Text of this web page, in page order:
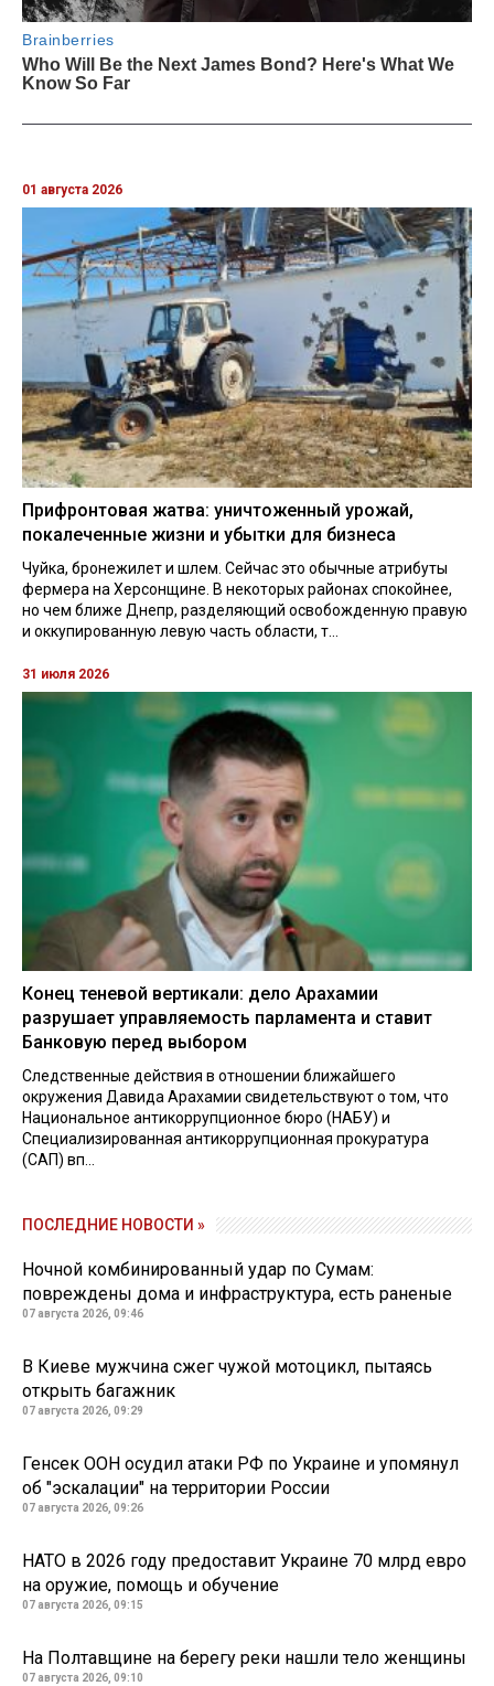
01 августа 2026
Прифронтовая жатва: уничтоженный урожай,
покалеченные жизни и убытки для бизнеса
Чуйка, бронежилет и шлем. Сейчас это обычные атрибуты
фермера на Херсонщине. В некоторых районах спокойнее,
но чем ближе Днепр, разделяющий освобожденную правую
и оккупированную левую часть области, т...
31 июля 2026
Конец теневой вертикали: дело Арахамии
разрушает управляемость парламента и ставит
Банковую перед выбором
Следственные действия в отношении ближайшего
окружения Давида Арахамии свидетельствуют о том, что
Национальное антикоррупционное бюро (НАБУ) и
Специализированная антикоррупционная прокуратура
(САП) вп...
ПОСЛЕДНИЕ НОВОСТИ »
Ночной комбинированный удар по Сумам:
повреждены дома и инфраструктура, есть раненые
07 августа 2026, 09:46
В Киеве мужчина сжег чужой мотоцикл, пытаясь
открыть багажник
07 августа 2026, 09:29
Генсек ООН осудил атаки РФ по Украине и упомянул
об "эскалации" на территории России
07 августа 2026, 09:26
НАТО в 2026 году предоставит Украине 70 млрд евро
на оружие, помощь и обучение
07 августа 2026, 09:15
На Полтавщине на берегу реки нашли тело женщины
07 августа 2026, 09:10